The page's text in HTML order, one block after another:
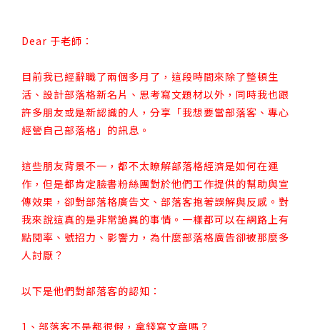
Dear 于老師：
目前我已經辭職了兩個多月了，這段時間來除了整頓生
活、設計部落格新名片、思考寫文題材以外，同時我也跟
許多朋友或是新認識的人，分享「我想要當部落客、專心
經營自己部落格」的訊息。
這些朋友背景不一，都不太瞭解部落格經濟是如何在運
作，但是都肯定臉書粉絲團對於他們工作提供的幫助與宣
傳效果，卻對部落格廣告文、部落客抱著誤解與反感。對
我來說這真的是非常詭異的事情。一樣都可以在網路上有
點閱率、號招力、影響力，為什麼部落格廣告卻被那麼多
人討厭？
以下是他們對部落客的認知：
1、部落客不是都很假，拿錢寫文章嗎？